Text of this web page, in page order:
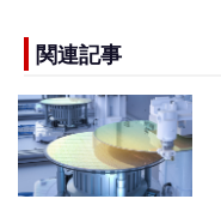
e
b
o
o
k
関連記事